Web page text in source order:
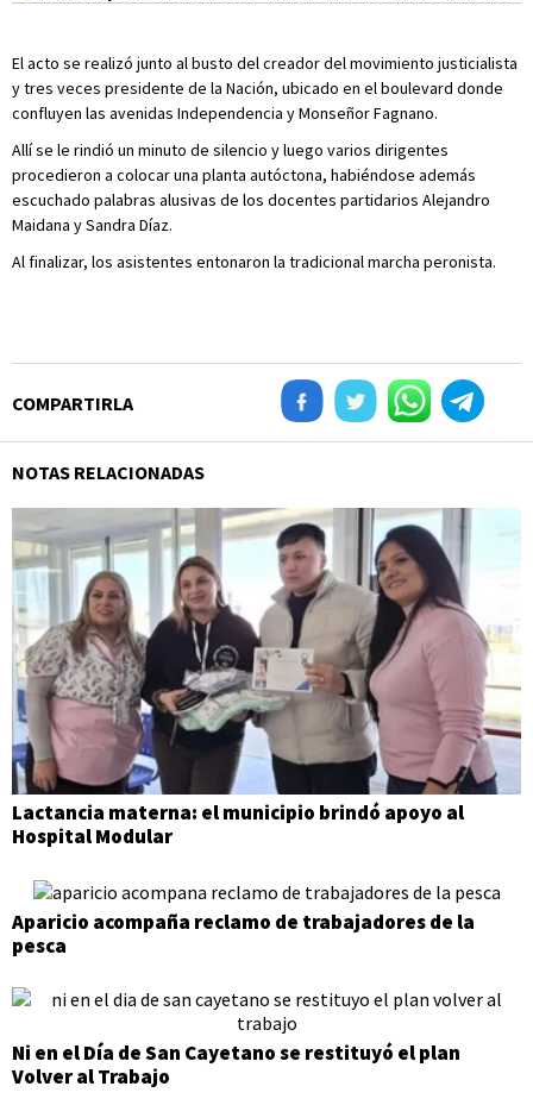
El acto se realizó junto al busto del creador del movimiento justicialista
y tres veces presidente de la Nación, ubicado en el boulevard donde
confluyen las avenidas Independencia y Monseñor Fagnano.
Allí se le rindió un minuto de silencio y luego varios dirigentes
procedieron a colocar una planta autóctona, habiéndose además
escuchado palabras alusivas de los docentes partidarios Alejandro
Maidana y Sandra Díaz.
Al finalizar, los asistentes entonaron la tradicional marcha peronista.
COMPARTIRLA
NOTAS RELACIONADAS
Lactancia materna: el municipio brindó apoyo al
Hospital Modular
Aparicio acompaña reclamo de trabajadores de la
pesca
Ni en el Día de San Cayetano se restituyó el plan
Volver al Trabajo